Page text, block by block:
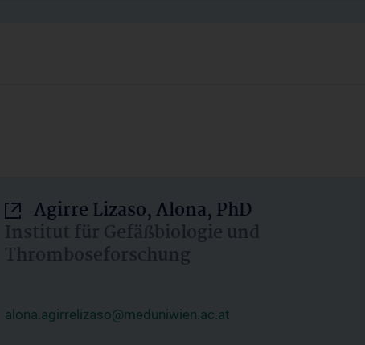
Agirre Lizaso, Alona, PhD
Institut für Gefäßbiologie und
Thromboseforschung
alona.agirrelizaso@meduniwien.ac.at